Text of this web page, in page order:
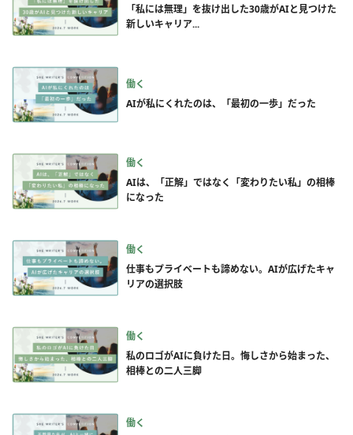
「私には無理」を抜け出した30歳がAIと見つけた
新しいキャリア...
働く
AIが私にくれたのは、「最初の一歩」だった
働く
AIは、「正解」ではなく「変わりたい私」の相棒
になった
働く
仕事もプライベートも諦めない。AIが広げたキャ
リアの選択肢
働く
私のロゴがAIに負けた日。悔しさから始まった、
相棒との二人三脚
働く